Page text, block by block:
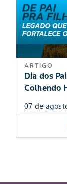
ARTIGO
Dia dos
Colhendo
07 de